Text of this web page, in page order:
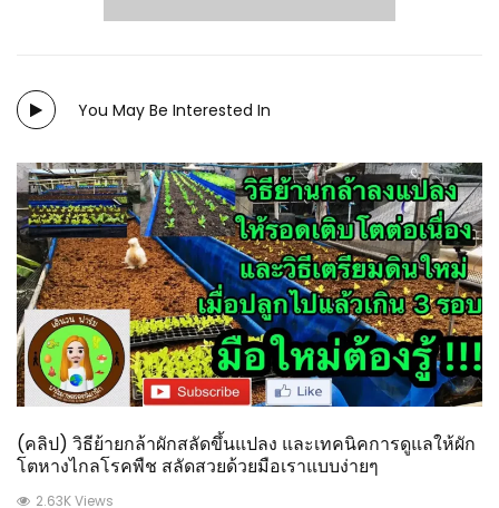
You May Be Interested In
(คลิป) วิธีย้ายกล้าผักสลัดขึ้นแปลง และเทคนิคการดูแลให้ผัก
โตหางไกลโรคพืช สลัดสวยด้วยมือเราแบบง่ายๆ
2.63K Views